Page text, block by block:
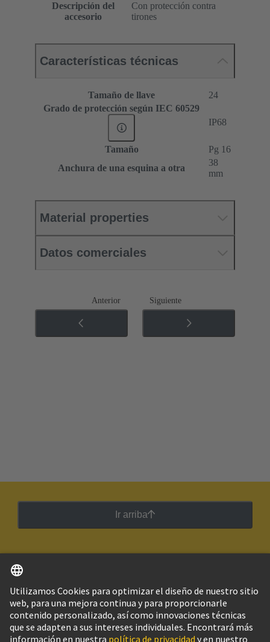
Descripción del
accesorio
Con protección contra
tirones
Características técnicas
Tamaño de llave
24
Grado de protección según IEC 60529
IP68
Tamaño
Pg 16
Anchura de una esquina a otra
38
mm
Material properties
Datos comerciales
Anterior Siguiente
Ir arriba
Argentina Español
© Grupo Tecnológico HARTING